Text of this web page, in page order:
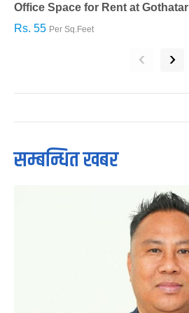
Office Space for Rent at Gothatar
Rs. 55 Per Sq.Feet
‹ ›
सम्बन्धित खबर